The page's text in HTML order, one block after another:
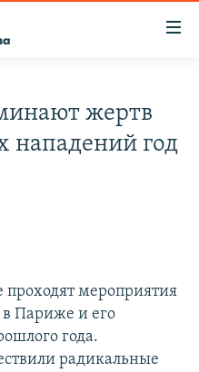
жертв
нападений год
проходят мероприятия
в Париже и его
года.
радикальные